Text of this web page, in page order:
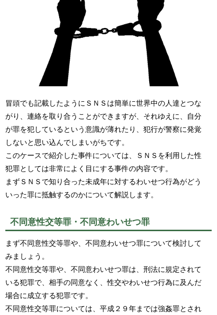
冒頭でも記載したようにＳＮＳは簡単に世界中の人達とつな
がり、連絡を取り合うことができますが、それゆえに、自分
が罪を犯しているという意識が薄れたり、犯行が警察に発覚
しないと思い込んでしまいがちです。
このケースで紹介した事件については、ＳＮＳを利用した性
犯罪としては非常によく目にする事件の内容です。
まずＳＮＳで知り合った未成年に対するわいせつ行為がどう
いった罪に抵触するのかについて解説します。
不同意性交等罪・不同意わいせつ罪
まず不同意性交等罪や、不同意わいせつ罪について検討して
みましょう。
不同意性交等罪や、不同意わいせつ罪は、刑法に規定されて
いる犯罪で、相手の同意なく、性交やわいせつ行為に及んだ
場合に成立する犯罪です。
不同意性交等罪については、平成２９年までは強姦罪とされ